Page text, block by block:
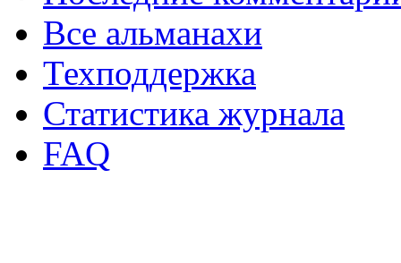
Все альманахи
Техподдержка
Статистика журнала
FAQ